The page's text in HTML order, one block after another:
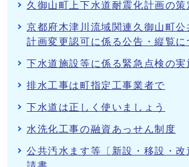
久御山町上下水道耐震化計画の策
京都府木津川流域関連久御山町公
計画変更認可に係る公告・縦覧に
下水道施設等に係る緊急点検の実
排水工事は町指定工事業者で
下水道は正しく使いましょう
水洗化工事の融資あっせん制度
公共汚水ます等〔新設・移設・改